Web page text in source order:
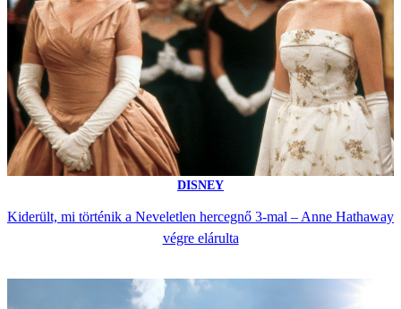
DISNEY
Kiderült, mi történik a Neveletlen hercegnő 3-mal – Anne Hathaway
végre elárulta